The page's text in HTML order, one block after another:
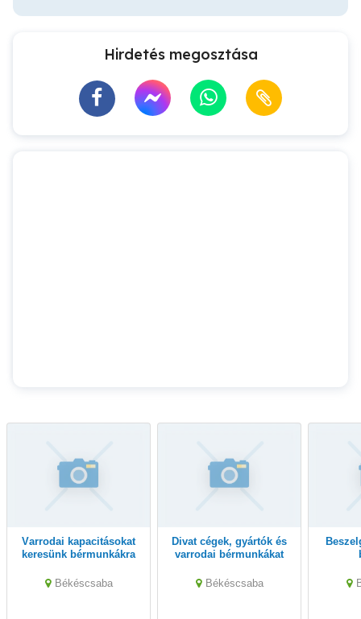
Hirdetés megosztása
Varrodai kapacitásokat
keresünk bérmunkákra
külföldi megrendelők
Békéscsaba
Divat cégek, gyártók és
varrodai bérmunkákat
figyelmébe ajánlom.
Békéscsaba
Beszelgetnek barkivel